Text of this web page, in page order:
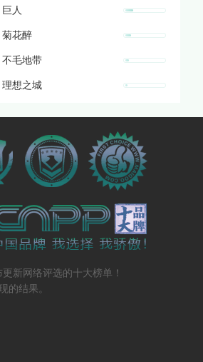
巨人
菊花醉
不毛地带
理想之城
新网络评选的十大榜单！
的结果。